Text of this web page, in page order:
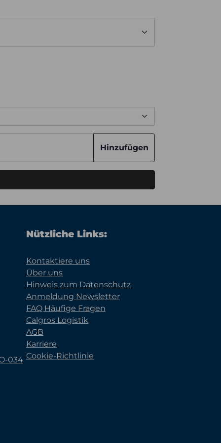
Hinzufügen
034
Nützliche Links:
Kontaktiere uns
Über uns
Hinweis zum Datenschutz
Anmeldung Newsletter
FAQ Häufige Fragen
Calgros Logistik
AGB
Karriere
Cookie-Richtlinie